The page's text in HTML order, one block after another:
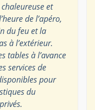
et
de l’apéro,
du feu et la
à l’extérieur.
tables à l’avance
services de
pour
du